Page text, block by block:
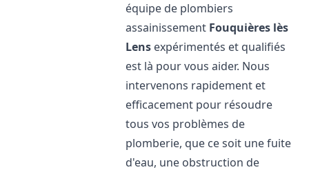
équipe de plombiers
assainissement Fouquières lès
Lens expérimentés et qualifiés
est là pour vous aider. Nous
intervenons rapidement et
efficacement pour résoudre
tous vos problèmes de
plomberie, que ce soit une fuite
d'eau, une obstruction de